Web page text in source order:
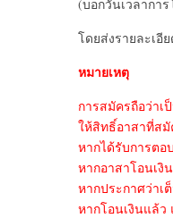
(บอกวันเวลากา
โดยส่งรายละเอี
หมายเหตุ
การสมัครถือว่าเ
ให้สิทธิ์อาสาที่ส
หากได้รับการตอ
หากอาสาโอนเงิ
หากประกาศว่าเ
หากโอนเงินแล้ว